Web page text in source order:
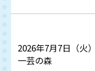
2026年7月7日（火
一芸の森